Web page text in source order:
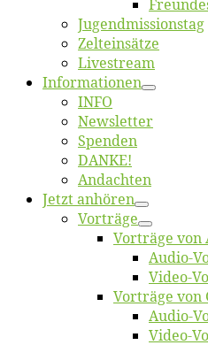
Jugend­mis­sions­tag
Zelt­ein­sät­ze
Live­stream
Informatio­nen
INFO
News­let­ter
Spen­den
DANKE!
An­dach­ten
Jetzt an­hö­ren
Vor­trä­ge
Vor­trä­ge von
Au­dio-
Vi­deo-
Vor­trä­ge von
Au­dio-
Vi­deo-